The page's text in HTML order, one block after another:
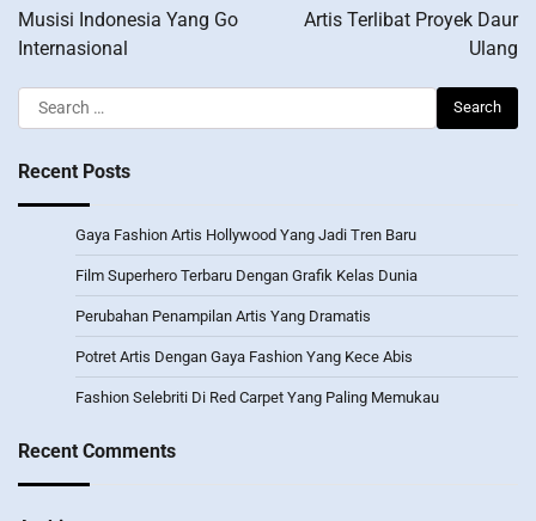
navigation
Musisi Indonesia Yang Go
Internasional
Artis Terlibat Proyek Daur
Ulang
Search
for:
Recent Posts
Gaya Fashion Artis Hollywood Yang Jadi Tren Baru
Film Superhero Terbaru Dengan Grafik Kelas Dunia
Perubahan Penampilan Artis Yang Dramatis
Potret Artis Dengan Gaya Fashion Yang Kece Abis
Fashion Selebriti Di Red Carpet Yang Paling Memukau
Recent Comments